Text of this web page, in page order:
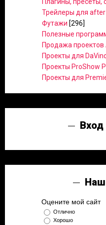
Трейлеры для
Футажи [296]
Полезные
Продажа
Проекты для
Проекты ProShow
Проекты для
Вход
Наш
Оцените мой сайт
Отлично
Хорошо